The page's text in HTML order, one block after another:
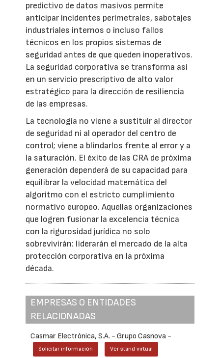
predictivo de datos masivos permite
anticipar incidentes perimetrales, sabotajes
industriales internos o incluso fallos
técnicos en los propios sistemas de
seguridad antes de que queden inoperativos.
La seguridad corporativa se transforma así
en un servicio prescriptivo de alto valor
estratégico para la dirección de resiliencia
de las empresas.
La tecnología no viene a sustituir al director
de seguridad ni al operador del centro de
control; viene a blindarlos frente al error y a
la saturación. El éxito de las CRA de próxima
generación dependerá de su capacidad para
equilibrar la velocidad matemática del
algoritmo con el estricto cumplimiento
normativo europeo. Aquellas organizaciones
que logren fusionar la excelencia técnica
con la rigurosidad jurídica no solo
sobrevivirán: liderarán el mercado de la alta
protección corporativa en la próxima
década.
EMPRESAS O ENTIDADES
RELACIONADAS
Casmar Electrónica, S.A. - Grupo Casnova -
Solicitar información Ver stand virtual